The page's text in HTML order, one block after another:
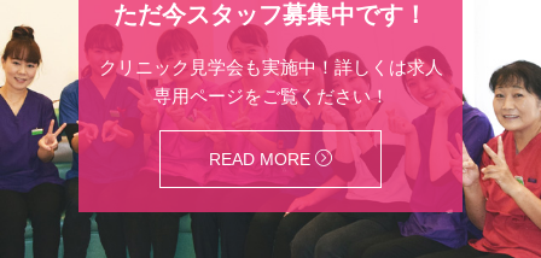
ただ今スタッフ募集中です！
クリニック見学会も実施中！詳しくは求人
専用ページをご覧ください！
READ MORE